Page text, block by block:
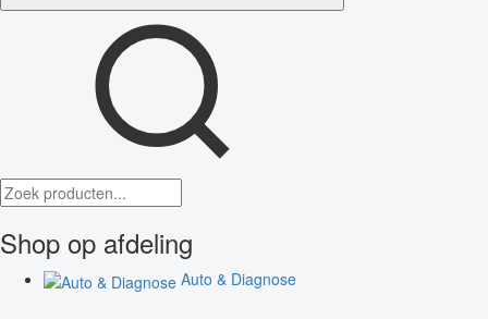
Shop op afdeling
Auto & Diagnose